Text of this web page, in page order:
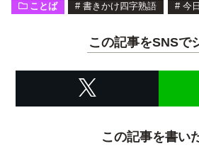
ことば # 書きかけ四字熟語 # 今
この記事をSNSで
この記事を書い